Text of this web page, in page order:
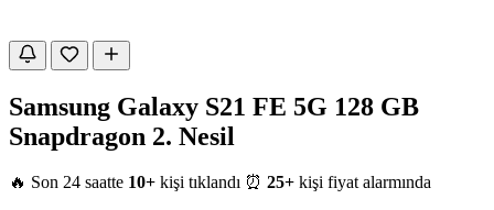
Samsung Galaxy S21 FE 5G 128 GB
Snapdragon 2. Nesil
🔥 Son 24 saatte 10+ kişi tıklandı ⏰ 25+ kişi fiyat alarmında